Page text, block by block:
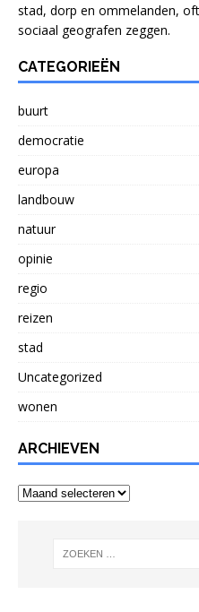
stad, dorp en ommelanden,
sociaal geografen zeggen.
CATEGORIEËN
buurt
democratie
europa
landbouw
natuur
opinie
regio
reizen
stad
Uncategorized
wonen
ARCHIEVEN
Archieven